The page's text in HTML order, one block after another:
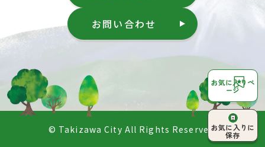
お気に入りペ
ージ
お気に入りに
保存
お問い合わせ
© Takizawa City All Rights Reserved.ページ上部へ
戻る